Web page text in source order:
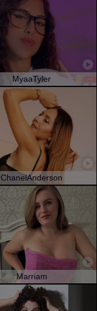
MyaaTyler
ChanelAnderson
Marriam